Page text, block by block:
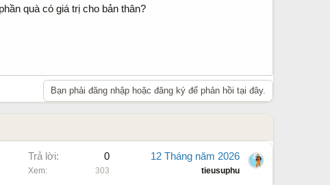
quà có giá trị cho bản thân?
Bạn phải đăng nhập hoặc đăng ký để phản hồi tại đây.
Trả lời 0
Xem 303
12 Tháng năm 2026
tieusuphu